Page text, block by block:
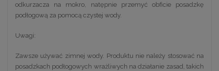
odkurzacza na mokro, natępnie przemyć obficie posadzkę
podłogową za pomocą czystej wody.
Uwagi:
Zawsze używać zimnej wody. Produktu nie należy stosować na
posadzkach podłogowych wrażliwych na działanie zasad, takich